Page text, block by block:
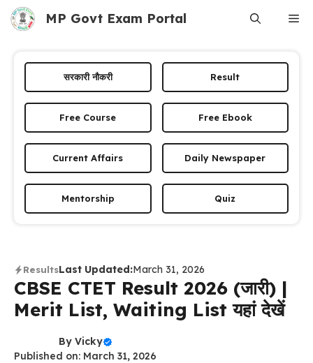
Skip
MP Govt Exam Portal
सरकारी नौकरी Result
Free Course Free Ebook
Current Affairs Daily Newspaper
Mentorship Quiz
ResultsLast Updated:March 31, 2026
CBSE CTET Result 2026 (जारी) |
Merit List, Waiting List यहां देखें
By Vicky
Published on: March 31, 2026